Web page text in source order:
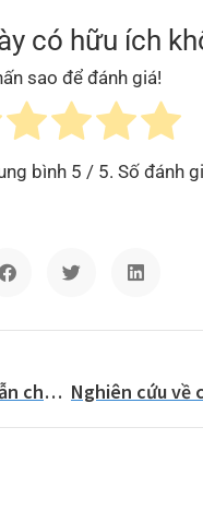
có hữu ích
sao để đánh giá!
bình 5 / 5. Số đánh
Google Scholar vẫn chưa “hỏng”, nhưng có một số giải pháp thay thế